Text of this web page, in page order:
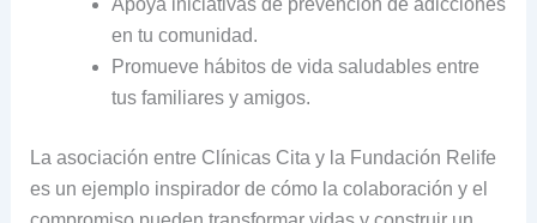
Apoya iniciativas de prevención de adicciones
en tu comunidad.
Promueve hábitos de vida saludables entre
tus familiares y amigos.
La asociación entre Clínicas Cita y la Fundación Relife
es un ejemplo inspirador de cómo la colaboración y el